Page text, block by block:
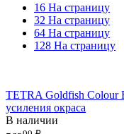
16 На страницу
32 На страницу
64 На страницу
128 На страницу
TETRA Goldfish Colour
усиления окраса
В наличии